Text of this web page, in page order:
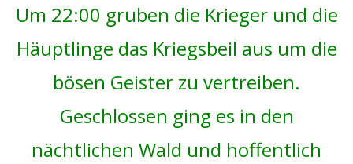
Um 22:00 gruben die Krieger und die
Häuptlinge das Kriegsbeil aus um die
bösen Geister zu vertreiben.
Geschlossen ging es in den
nächtlichen Wald und hoffentlich